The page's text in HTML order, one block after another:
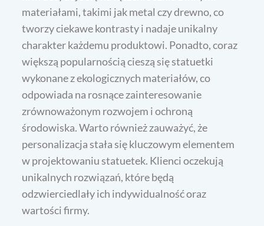
materiałami, takimi jak metal czy drewno, co
tworzy ciekawe kontrasty i nadaje unikalny
charakter każdemu produktowi. Ponadto, coraz
większą popularnością cieszą się statuetki
wykonane z ekologicznych materiałów, co
odpowiada na rosnące zainteresowanie
zrównoważonym rozwojem i ochroną
środowiska. Warto również zauważyć, że
personalizacja stała się kluczowym elementem
w projektowaniu statuetek. Klienci oczekują
unikalnych rozwiązań, które będą
odzwierciedlały ich indywidualność oraz
wartości firmy.